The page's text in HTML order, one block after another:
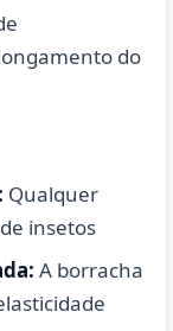
do
Qualquer
insetos
A borracha